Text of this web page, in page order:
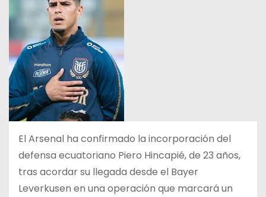
El Arsenal ha confirmado la incorporación del
defensa ecuatoriano Piero Hincapié, de 23 años,
tras acordar su llegada desde el Bayer
Leverkusen en una operación que marcará un